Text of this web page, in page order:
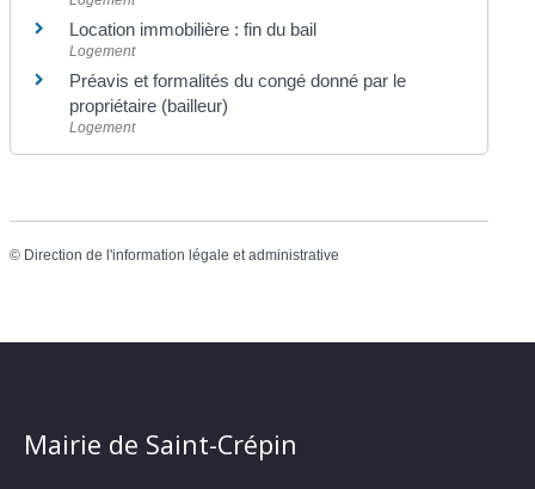
Location immobilière : fin du bail
Logement
Préavis et formalités du congé donné par le
propriétaire (bailleur)
Logement
© Direction de l'information légale et administrative
Mairie de Saint-Crépin